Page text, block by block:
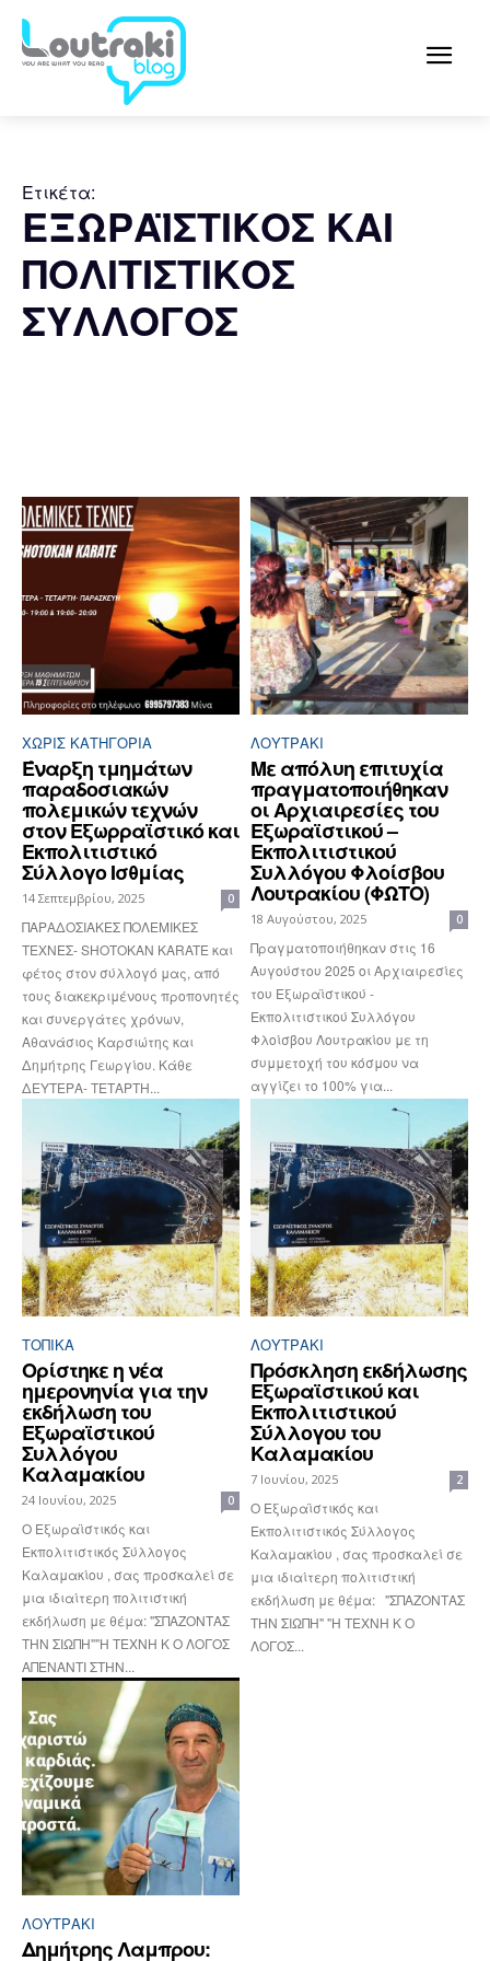
Ετικέτα:
ΕΞΩΡΑΪΣΤΙΚΟΣ ΚΑΙ
ΠΟΛΙΤΙΣΤΙΚΟΣ
ΣΥΛΛΟΓΟΣ
ΧΩΡΊΣ ΚΑΤΗΓΟΡΊΑ
Έναρξη τμημάτων
παραδοσιακών
πολεμικών τεχνών
στον Εξωρραϊστικό και
Εκπολιτιστικό
Σύλλογο Ισθμίας
14 Σεπτεμβρίου, 2025 0
ΠΑΡΑΔΟΣΙΑΚΕΣ ΠΟΛΕΜΙΚΕΣ
ΤΕΧΝΕΣ- SHOTOKAN KARATE και
φέτος στον σύλλογό μας, από
τους διακεκριμένους προπονητές
και συνεργάτες χρόνων,
Αθανάσιος Καρσιώτης και
Δημήτρης Γεωργίου. Κάθε
ΔΕΥΤΕΡΑ- ΤΕΤΑΡΤΗ...
ΛΟΥΤΡΆΚΙ
Με απόλυη επιτυχία
πραγματοποιήθηκαν
οι Αρχιαιρεσίες του
Εξωραϊστικού –
Εκπολιτιστικού
Συλλόγου Φλοίσβου
Λουτρακίου (ΦΩΤΟ)
18 Αυγούστου, 2025 0
Πραγματοποιήθηκαν στις 16
Αυγούστου 2025 οι Αρχιαιρεσίες
του Εξωραϊστικού -
Εκπολιτιστικού Συλλόγου
Φλοίσβου Λουτρακίου με τη
συμμετοχή του κόσμου να
αγγίζει το 100% για...
ΤΟΠΙΚΑ
Ορίστηκε η νέα
ημερονηνία για την
εκδήλωση του
Εξωραϊστικού
Συλλόγου
Καλαμακίου
24 Ιουνίου, 2025 0
Ο Εξωραϊστικός και
Εκπολιτιστικός Σύλλογος
Καλαμακίου , σας προσκαλεί σε
μια ιδιαίτερη πολιτιστική
εκδήλωση με θέμα: "ΣΠΑΖΟΝΤΑΣ
ΤΗΝ ΣΙΩΠΗ""Η ΤΕΧΝΗ Κ Ο ΛΟΓΟΣ
ΑΠΕΝΑΝΤΙ ΣΤΗΝ...
ΛΟΥΤΡΆΚΙ
Πρόσκληση εκδήλωσης
Εξωραϊστικού και
Εκπολιτιστικού
Σύλλογου του
Καλαμακίου
7 Ιουνίου, 2025 2
Ο Εξωραϊστικός και
Εκπολιτιστικός Σύλλογος
Καλαμακίου , σας προσκαλεί σε
μια ιδιαίτερη πολιτιστική
εκδήλωση με θέμα: "ΣΠΑΖΟΝΤΑΣ
ΤΗΝ ΣΙΩΠΗ" "Η ΤΕΧΝΗ Κ Ο
ΛΟΓΟΣ...
ΛΟΥΤΡΆΚΙ
Δημήτρης Λαμπρου: